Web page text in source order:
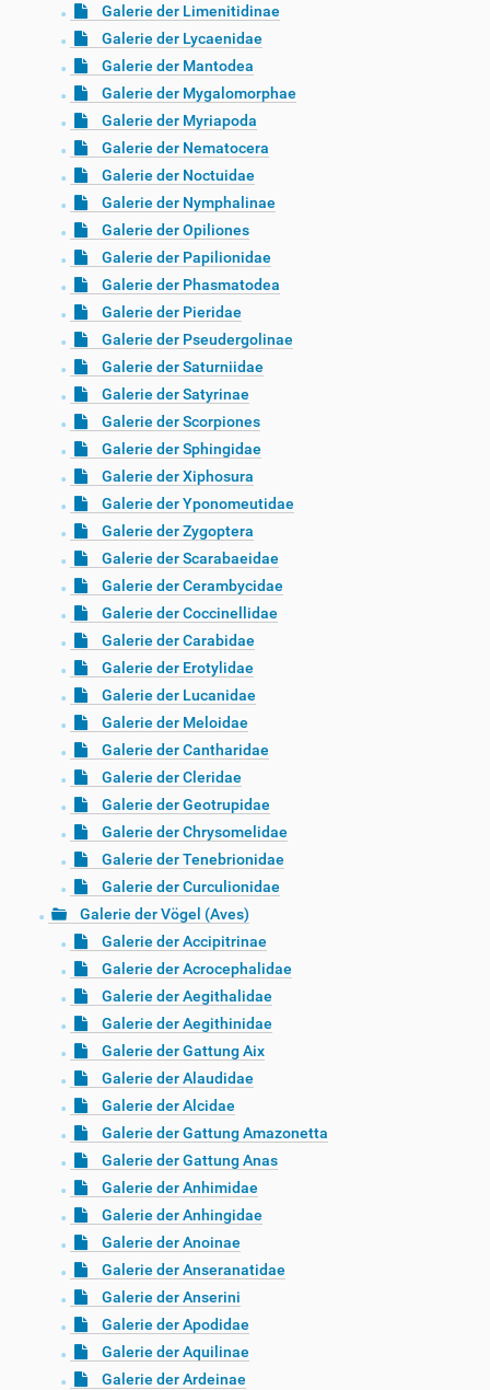
Galerie der Limenitidinae
Galerie der Lycaenidae
Galerie der Mantodea
Galerie der Mygalomorphae
Galerie der Myriapoda
Galerie der Nematocera
Galerie der Noctuidae
Galerie der Nymphalinae
Galerie der Opiliones
Galerie der Papilionidae
Galerie der Phasmatodea
Galerie der Pieridae
Galerie der Pseudergolinae
Galerie der Saturniidae
Galerie der Satyrinae
Galerie der Scorpiones
Galerie der Sphingidae
Galerie der Xiphosura
Galerie der Yponomeutidae
Galerie der Zygoptera
Galerie der Scarabaeidae
Galerie der Cerambycidae
Galerie der Coccinellidae
Galerie der Carabidae
Galerie der Erotylidae
Galerie der Lucanidae
Galerie der Meloidae
Galerie der Cantharidae
Galerie der Cleridae
Galerie der Geotrupidae
Galerie der Chrysomelidae
Galerie der Tenebrionidae
Galerie der Curculionidae
Galerie der Vögel (Aves)
Galerie der Accipitrinae
Galerie der Acrocephalidae
Galerie der Aegithalidae
Galerie der Aegithinidae
Galerie der Gattung Aix
Galerie der Alaudidae
Galerie der Alcidae
Galerie der Gattung Amazonetta
Galerie der Gattung Anas
Galerie der Anhimidae
Galerie der Anhingidae
Galerie der Anoinae
Galerie der Anseranatidae
Galerie der Anserini
Galerie der Apodidae
Galerie der Aquilinae
Galerie der Ardeinae